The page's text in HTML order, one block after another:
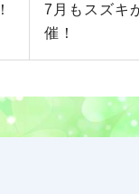
7月もスズキ
催！